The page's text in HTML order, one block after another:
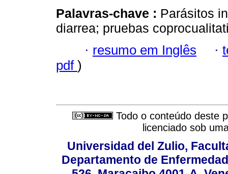
Palavras-chave : Parásitos
diarrea; pruebas
· resumo em Inglês ·
pdf )
Todo o conteúdo deste
licenciado sob
Universidad del Zulio,
Departamento de